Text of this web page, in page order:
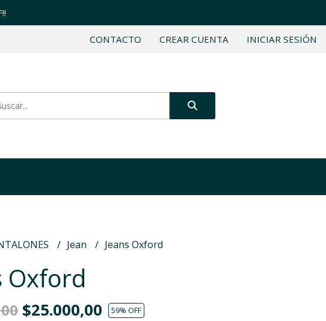
CONTACTO CREAR CUENTA INICIAR SESIÓN
Jean Jeans Oxford
Oxford
$25.000,00 59% OFF